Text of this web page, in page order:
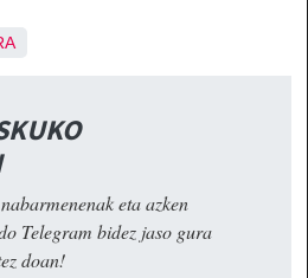
eta azken
Telegram bidez jaso gura
doan!